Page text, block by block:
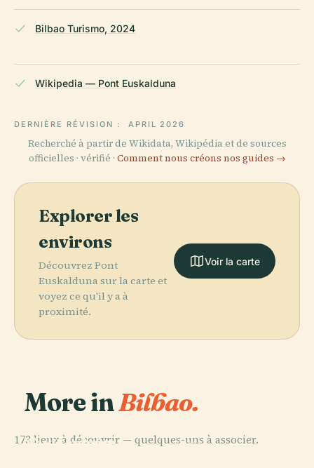
Bilbao Turismo, 2024
Wikipedia — Pont Euskalduna
DERNIÈRE RÉVISION : APRIL 2026
Recherché à partir de Wikidata, Wikipédia et de sources
officielles · vérifié · Comment nous créons nos guides →
Explorer les
environs
Découvrez Pont
Euskalduna sur la carte et
voyez ce qu'il y a à
proximité.
Voir la carte
More inBilbao.
173 lieux à découvrir — quelques-uns à associer.
PLACE
Guggenheim
PLACE